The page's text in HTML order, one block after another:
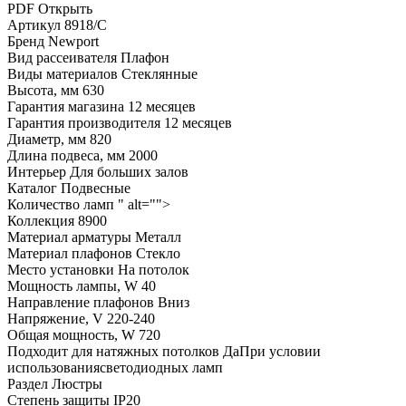
PDF Открыть
Артикул 8918/C
Бренд Newport
Вид рассеивателя Плафон
Виды материалов Стеклянные
Высота, мм 630
Гарантия магазина 12 месяцев
Гарантия производителя 12 месяцев
Диаметр, мм 820
Длина подвеса, мм 2000
Интерьер Для больших залов
Каталог Подвесные
Количество ламп " alt="">
Коллекция 8900
Материал арматуры Металл
Материал плафонов Стекло
Место установки На потолок
Мощность лампы, W 40
Направление плафонов Вниз
Напряжение, V 220-240
Общая мощность, W 720
Подходит для натяжных потолков ДаПри условии
использованиясветодиодных ламп
Раздел Люстры
Степень защиты IP20